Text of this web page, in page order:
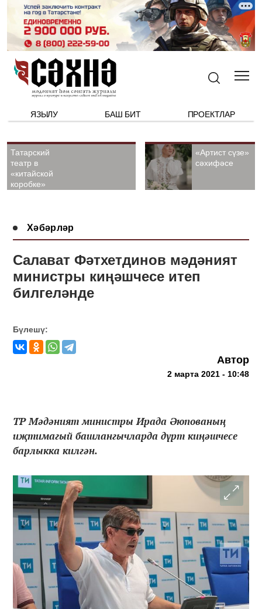
ЯЗЫЛУ БАШ БИТ ПРОЕКТЛАР
Татарский
театр в
«китайской
коробке»
«Артист сүзе»
сәхифәсе
Хәбәрләр
Салават Фәтхетдинов мәдәният
министры киңәшчесе итеп
билгеләнде
Бүлешү:
Автор
2 марта 2021 - 10:48
ТР Мәдәният министры Ирада Әюпованың
иҗтимагый башлангычларда дүрт киңәшчесе
барлыкка килгән.